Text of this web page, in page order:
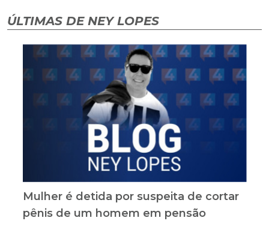
ÚLTIMAS DE NEY LOPES
Mulher é detida por suspeita de cortar
pênis de um homem em pensão